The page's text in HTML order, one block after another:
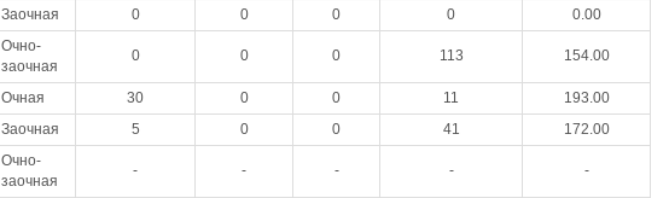
Заочная
0 0 0 0
0.00
Очно-
заочная
0 0 0 113 154.00
Очная 30 0 0 11
193.00
Заочная
5 0 0 41
172.00
Очно-
заочная
- - - - -